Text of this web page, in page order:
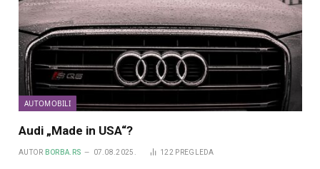
AUTOMOBILI
Audi „Made in USA“?
AUTOR BORBA.RS 07.08.2025. 122 PREGLEDA